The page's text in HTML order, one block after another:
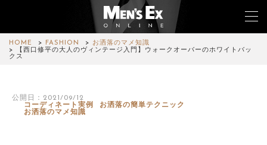
HOME FASHION
お洒落のマメ知識
【西口修平の大人のヴィンテージ入門】ウォークオーバーのホワイトバッ
クス
公開日：2021/09/12
コーディネート実例
お洒落の簡単テクニック
お洒落のマメ知識
FASHION